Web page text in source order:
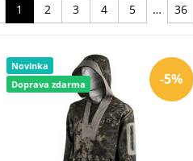
1 2 3 4 5 36
-5%
Novinka
Doprava zdarma